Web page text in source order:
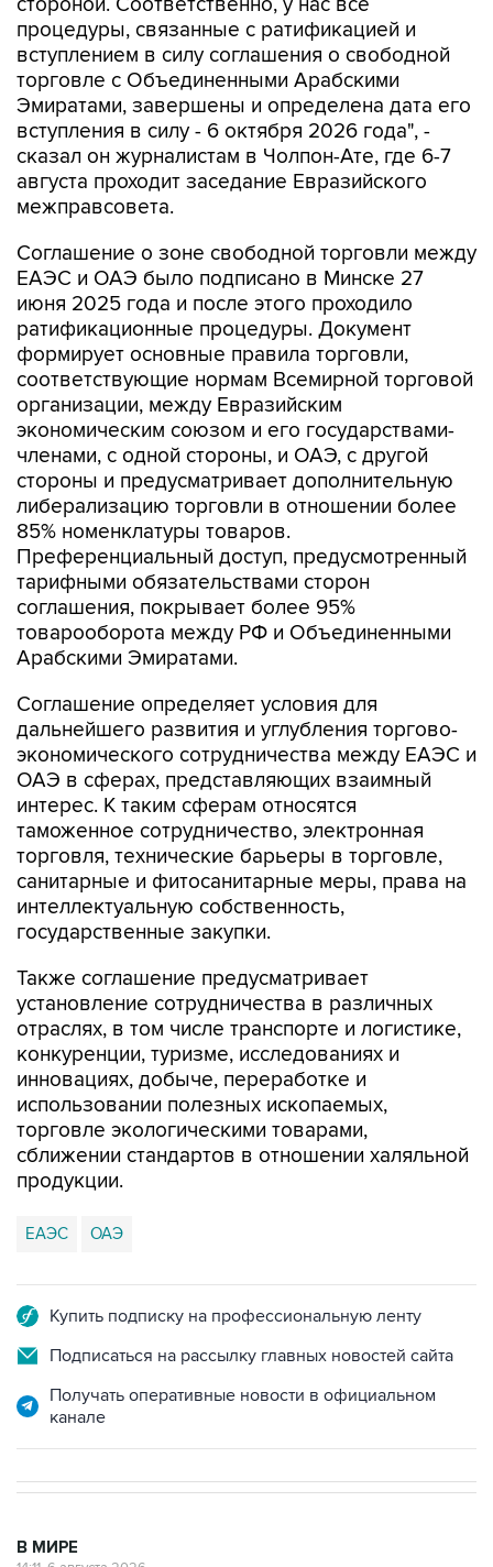
процедуры, связанные с ратификацией и
вступлением в силу соглашения о свободной
торговле с Объединенными Арабскими
Эмиратами, завершены и определена дата его
вступления в силу - 6 октября 2026 года", -
сказал он журналистам в Чолпон-Ате, где 6-7
августа проходит заседание Евразийского
межправсовета.
Соглашение о зоне свободной торговли между
ЕАЭС и ОАЭ было подписано в Минске 27
июня 2025 года и после этого проходило
ратификационные процедуры. Документ
формирует основные правила торговли,
соответствующие нормам Всемирной торговой
организации, между Евразийским
экономическим союзом и его государствами-
членами, с одной стороны, и ОАЭ, с другой
стороны и предусматривает дополнительную
либерализацию торговли в отношении более
85% номенклатуры товаров.
Преференциальный доступ, предусмотренный
тарифными обязательствами сторон
соглашения, покрывает более 95%
товарооборота между РФ и Объединенными
Арабскими Эмиратами.
Соглашение определяет условия для
дальнейшего развития и углубления торгово-
экономического сотрудничества между ЕАЭС и
ОАЭ в сферах, представляющих взаимный
интерес. К таким сферам относятся
таможенное сотрудничество, электронная
торговля, технические барьеры в торговле,
санитарные и фитосанитарные меры, права на
интеллектуальную собственность,
государственные закупки.
Также соглашение предусматривает
установление сотрудничества в различных
отраслях, в том числе транспорте и логистике,
конкуренции, туризме, исследованиях и
инновациях, добыче, переработке и
использовании полезных ископаемых,
торговле экологическими товарами,
сближении стандартов в отношении халяльной
продукции.
ЕАЭС ОАЭ
Купить подписку на профессиональную ленту
Подписаться на рассылку главных новостей сайта
Получать оперативные новости в официальном
канале
В МИРЕ